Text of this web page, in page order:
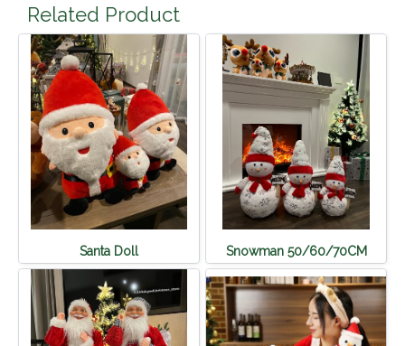
Related Product
Santa Doll Snowman 50/60/70CM